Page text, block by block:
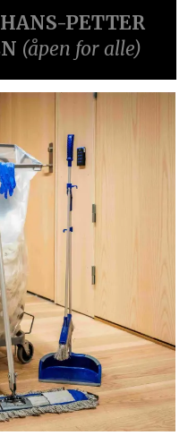
HANS-PETTER
(åpen for alle)